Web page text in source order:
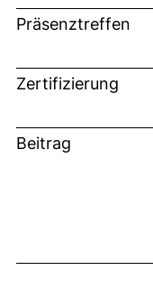
Präsenztreffen
Zertifizierung
Beitrag